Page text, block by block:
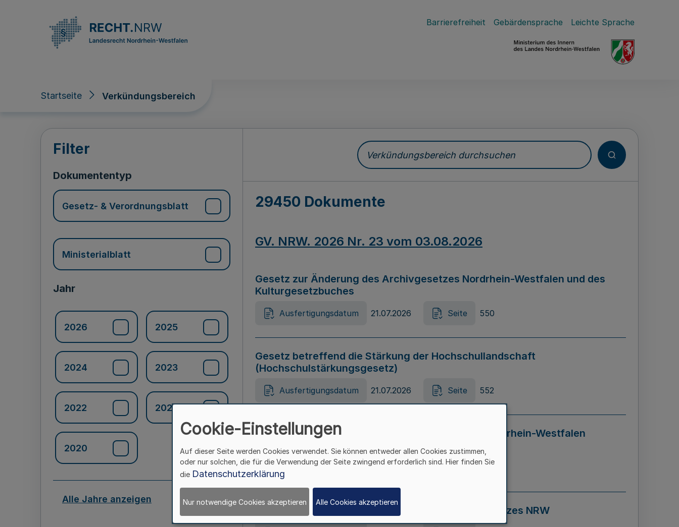
Barrierefreiheit Gebärdensprache Leichte Sprache
Startseite Verkündungsbereich
Verkündungsbereich
Filter
Dokumententyp
Gesetz- & Verordnungsblatt
Ministerialblatt
Jahr
2026 2025
2024 2023
2022 2021
2020
Alle Jahre anzeigen
Verkündungsbereich durchsuchen
29450 Dokumente
GV. NRW. 2026 Nr. 23 vom 03.08.2026
Gesetz zur Änderung des Archivgesetzes Nordrhein-Westfalen und des
Kulturgesetzbuches
Ausfertigungsdatum 21.07.2026 Seite 550
Gesetz betreffend die Stärkung der Hochschullandschaft
(Hochschulstärkungsgesetz)
Ausfertigungsdatum 21.07.2026 Seite 552
Gesetz zur Vermeidung von Diskriminierung in Nordrhein-Westfalen
(Landesantidiskriminierungsgesetz – LADG NRW)
Ausfertigungsdatum 21.07.2026 Seite 595
Gesetz zur Änderung des Online-Casinospiel Gesetzes NRW
Cookie-Einstellungen
Auf dieser Seite werden Cookies verwendet. Sie können entweder allen Cookies zustimmen,
oder nur solchen, die für die Verwendung der Seite zwingend erforderlich sind. Hier finden Sie
die Datenschutzerklärung
Nur notwendige Cookies akzeptieren Alle Cookies akzeptieren